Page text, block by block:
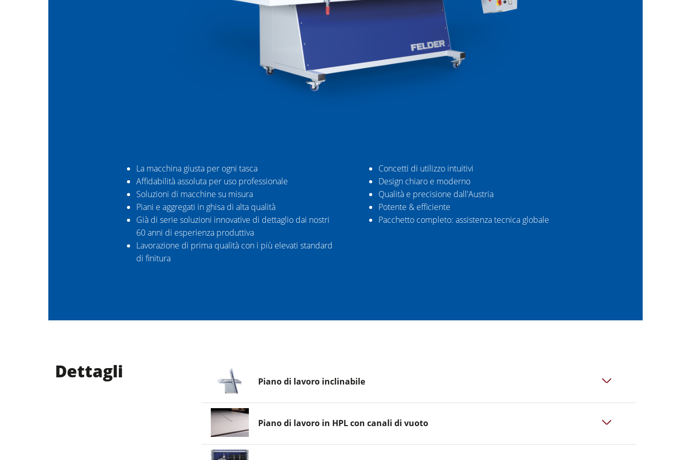
La macchina giusta per ogni tasca
Affidabilità assoluta per uso professionale
Soluzioni di macchine su misura
Piani e aggregati in ghisa di alta qualità
Già di serie soluzioni innovative di dettaglio dai nostri
60 anni di esperienza produttiva
Lavorazione di prima qualità con i più elevati standard
di finitura
Concetti di utilizzo intuitivi
Design chiaro e moderno
Qualità e precisione dall'Austria
Potente & efficiente
Pacchetto completo: assistenza tecnica globale
Dettagli Piano di lavoro inclinabile
Piano di lavoro in HPL con canali di vuoto